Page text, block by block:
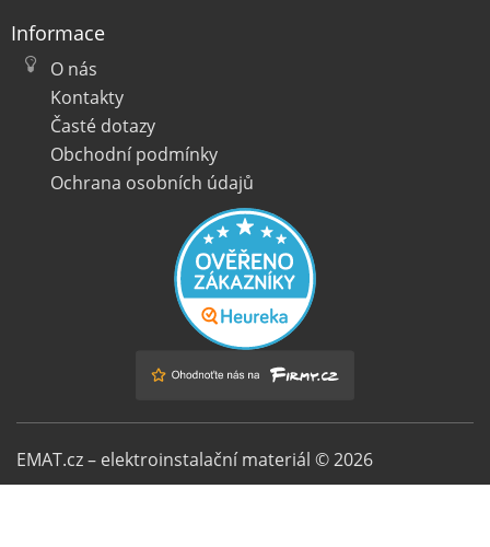
Informace
O nás
Kontakty
Časté dotazy
Obchodní podmínky
Ochrana osobních údajů
EMAT.cz – elektroinstalační materiál © 2026